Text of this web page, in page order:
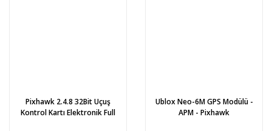
Pixhawk 2.4.8 32Bit Uçuş
Kontrol Kartı Elektronik Full
Ublox Neo-6M GPS Modülü -
APM - Pixhawk